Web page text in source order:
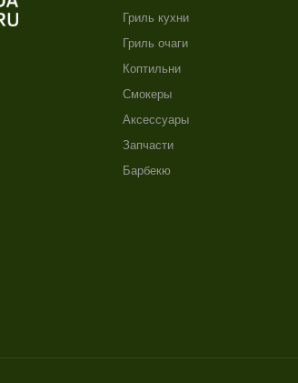
Гриль кухни
Гриль очаги
Коптильни
Смокеры
Аксессуары
Запчасти
Барбекю